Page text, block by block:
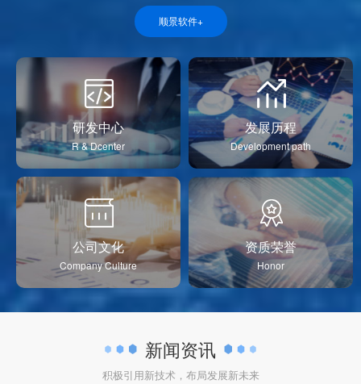
顺景软件+
研发中心
R & Dcenter
发展历程
Development path
公司文化
Company Culture
资质荣誉
Honor
新闻资讯
积极引用新技术，布局发展新未来